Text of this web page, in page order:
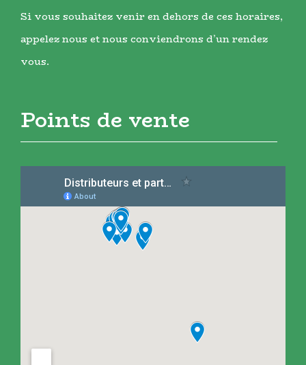
Si vous souhaitez venir en dehors de ces horaires,
appelez nous et nous conviendrons d’un rendez
vous.
Points de vente